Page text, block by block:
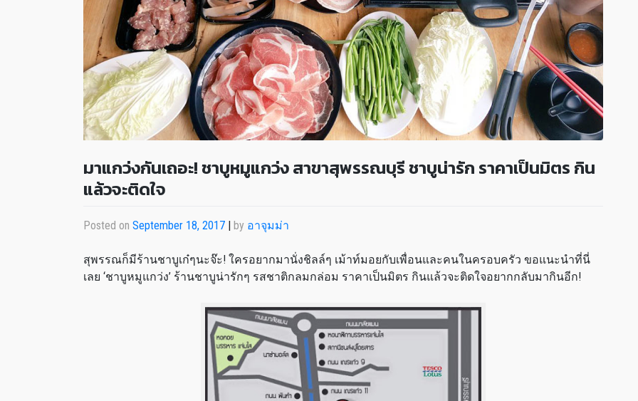
มาแกว่งกันเถอะ! ชาบูหมูแกว่ง สาขาสุพรรณบุรี ชาบูน่ารัก ราคาเป็นมิตร กิน
แล้วจะติดใจ
Posted on September 18, 2017 | by อาจุมม่า
สุพรรณก็มีร้านชาบูเก๋ๆนะจ๊ะ! ใครอยากมานั่งชิลล์ๆ เม้าท์มอยกับเพื่อนและคนในครอบครัว ขอแนะนำที่นี่
เลย ‘ชาบูหมูแกว่ง’ ร้านชาบูน่ารักๆ รสชาติกลมกล่อม ราคาเป็นมิตร กินแล้วจะติดใจอยากกลับมากินอีก!